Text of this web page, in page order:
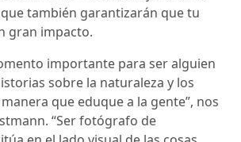
también garantizarán que tu
gran impacto.
importante para ser alguien
sobre la naturaleza y los
que eduque a la gente”, nos
“Ser fotógrafo de